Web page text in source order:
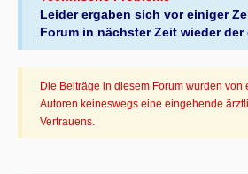
Leider ergaben sich vor einiger
Forum in nächster Zeit wieder
Die Beiträge in diesem Forum wurden
Autoren keineswegs eine eingehende
Vertrauens.